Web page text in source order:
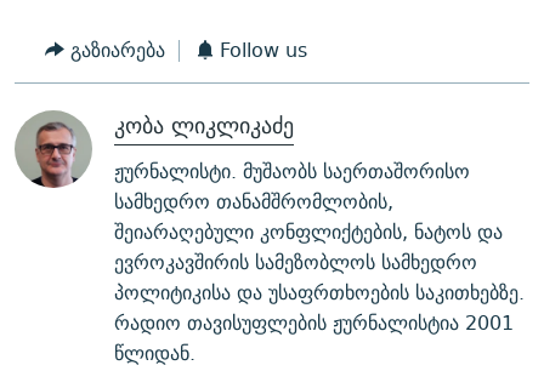
გაზიარება Follow us
კობა ლიკლიკაძე
ჟურნალისტი. მუშაობს საერთაშორისო
სამხედრო თანამშრომლობის,
შეიარაღებული კონფლიქტების, ნატოს და
ევროკავშირის სამეზობლოს სამხედრო
პოლიტიკისა და უსაფრთხოების საკითხებზე.
რადიო თავისუფლების ჟურნალისტია 2001
წლიდან.